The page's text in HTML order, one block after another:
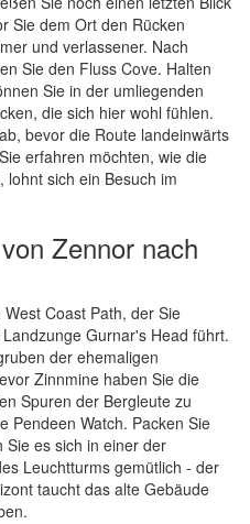
Sie dem Ort den Rücken
und verlassener. Nach
Sie den Fluss Cove. Halten
Sie in der umliegenden
die sich hier wohl fühlen.
bevor die Route landeinwärts
erfahren möchten, wie die
sich ein Besuch im
Zennor nach
Coast Path, der Sie
Gurnar's Head führt.
der ehemaligen
Zinnmine haben Sie die
Spuren der Bergleute zu
Pendeen Watch. Packen Sie
Sie es sich in einer der
Leuchtturms gemütlich - der
taucht das alte Gebäude